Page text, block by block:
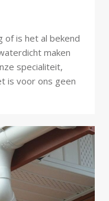
of is het al bekend
maken
specialiteit,
is voor ons geen